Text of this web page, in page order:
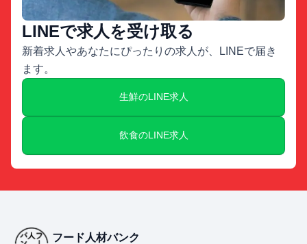
LINEで求人を受け取る
新着求人やあなたにぴったりの求人が、LINEで届き
ます。
生鮮のLINE求人
飲食のLINE求人
フード人材バンク